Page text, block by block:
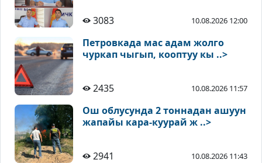
3083 10.08.2026 12:00
Петровкада мас адам жолго
чуркап чыгып, кооптуу кы ..>
2435 10.08.2026 11:57
Ош облусунда 2 тоннадан ашуун
жапайы кара-куурай ж ..>
2941 10.08.2026 11:43